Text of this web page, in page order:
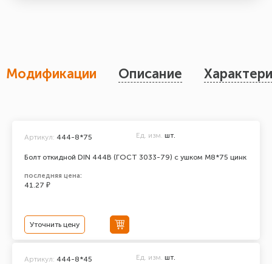
Модификации Описание
Болт откидной DIN 444В (ГОСТ 3033-79) с ушком М8*75 цинк
Артикул: 444-8*75 Ед. изм. шт.
последняя цена:
41.27 ₽
Уточнить цену
Артикул: 444-8*45 Ед. изм. шт.